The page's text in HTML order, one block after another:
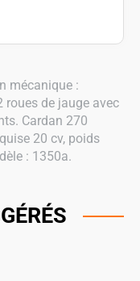
mécanique :
de jauge avec
Cardan 270
20 cv, poids
: 1350a.